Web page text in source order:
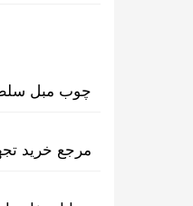
چوب مبل
مرجع خرید